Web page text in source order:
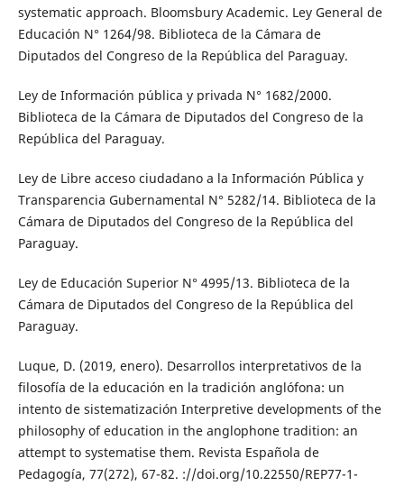
systematic approach. Bloomsbury Academic. Ley General de
Educación N° 1264/98. Biblioteca de la Cámara de
Diputados del Congreso de la República del Paraguay.
Ley de Información pública y privada N° 1682/2000.
Biblioteca de la Cámara de Diputados del Congreso de la
República del Paraguay.
Ley de Libre acceso ciudadano a la Información Pública y
Transparencia Gubernamental N° 5282/14. Biblioteca de la
Cámara de Diputados del Congreso de la República del
Paraguay.
Ley de Educación Superior N° 4995/13. Biblioteca de la
Cámara de Diputados del Congreso de la República del
Paraguay.
Luque, D. (2019, enero). Desarrollos interpretativos de la
filosofía de la educación en la tradición anglófona: un
intento de sistematización Interpretive developments of the
philosophy of education in the anglophone tradition: an
attempt to systematise them. Revista Española de
Pedagogía, 77(272), 67-82. ://doi.org/10.22550/REP77-1-